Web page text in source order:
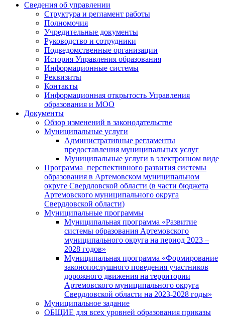
Сведения об управлении
Структура и регламент работы
Полномочия
Учредительные документы
Руководство и сотрудники
Подведомственные организации
История Управления образования
Информационные системы
Реквизиты
Контакты
Информационная открытость Управления
образования и МОО
Документы
Обзор изменений в законодательстве
Муниципальные услуги
Административные регламенты
предоставления муниципальных услуг
Муниципальные услуги в электронном виде
Программа перспективного развития системы
образования в Артемовском муниципальном
округе Свердловской области (в части бюджета
Артемовского муниципального округа
Свердловской области)
Муниципальные программы
Муниципальная программа «Развитие
системы образования Артемовского
муниципального округа на период 2023 –
2028 годов»
Муниципальная программа «Формирование
законопослушного поведения участников
дорожного движения на территории
Артемовского муниципального округа
Свердловской области на 2023-2028 годы»
Муниципальное задание
ОБЩИЕ для всех уровней образования приказы